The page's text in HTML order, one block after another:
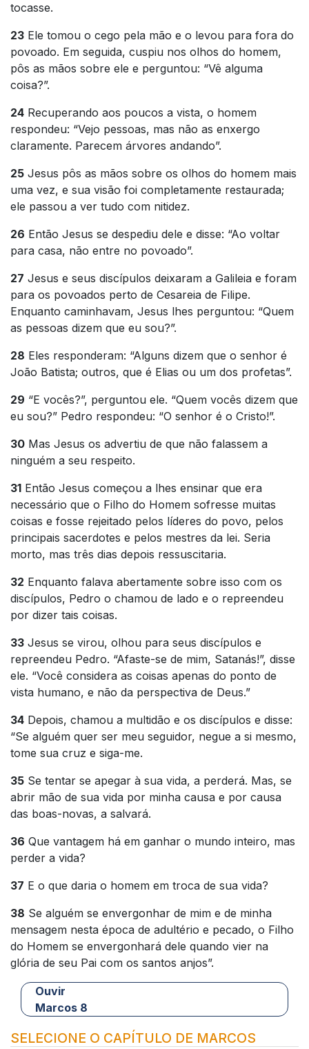
tocasse.
23 Ele tomou o cego pela mão e o levou para fora do
povoado. Em seguida, cuspiu nos olhos do homem,
pôs as mãos sobre ele e perguntou: “Vê alguma
coisa?”.
24 Recuperando aos poucos a vista, o homem
respondeu: “Vejo pessoas, mas não as enxergo
claramente. Parecem árvores andando”.
25 Jesus pôs as mãos sobre os olhos do homem mais
uma vez, e sua visão foi completamente restaurada;
ele passou a ver tudo com nitidez.
26 Então Jesus se despediu dele e disse: “Ao voltar
para casa, não entre no povoado”.
27 Jesus e seus discípulos deixaram a Galileia e foram
para os povoados perto de Cesareia de Filipe.
Enquanto caminhavam, Jesus lhes perguntou: “Quem
as pessoas dizem que eu sou?”.
28 Eles responderam: “Alguns dizem que o senhor é
João Batista; outros, que é Elias ou um dos profetas”.
29 “E vocês?”, perguntou ele. “Quem vocês dizem que
eu sou?” Pedro respondeu: “O senhor é o Cristo!”.
30 Mas Jesus os advertiu de que não falassem a
ninguém a seu respeito.
31 Então Jesus começou a lhes ensinar que era
necessário que o Filho do Homem sofresse muitas
coisas e fosse rejeitado pelos líderes do povo, pelos
principais sacerdotes e pelos mestres da lei. Seria
morto, mas três dias depois ressuscitaria.
32 Enquanto falava abertamente sobre isso com os
discípulos, Pedro o chamou de lado e o repreendeu
por dizer tais coisas.
33 Jesus se virou, olhou para seus discípulos e
repreendeu Pedro. “Afaste-se de mim, Satanás!”, disse
ele. “Você considera as coisas apenas do ponto de
vista humano, e não da perspectiva de Deus.”
34 Depois, chamou a multidão e os discípulos e disse:
“Se alguém quer ser meu seguidor, negue a si mesmo,
tome sua cruz e siga-me.
35 Se tentar se apegar à sua vida, a perderá. Mas, se
abrir mão de sua vida por minha causa e por causa
das boas-novas, a salvará.
36 Que vantagem há em ganhar o mundo inteiro, mas
perder a vida?
37 E o que daria o homem em troca de sua vida?
38 Se alguém se envergonhar de mim e de minha
mensagem nesta época de adultério e pecado, o Filho
do Homem se envergonhará dele quando vier na
glória de seu Pai com os santos anjos”.
Ouvir
Marcos 8
SELECIONE O CAPÍTULO DE MARCOS